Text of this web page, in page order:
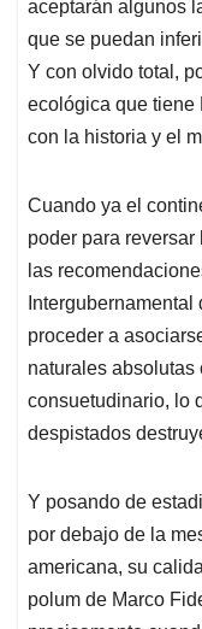
aceptarán algunos
que se puedan
Y con olvido total,
ecológica que tiene
con la historia y el
Cuando ya el
poder para
las
proceder a
naturales absolutas
consuetudinario, lo
despistados
Y posando de
por debajo de la
americana, su
polum de Marco